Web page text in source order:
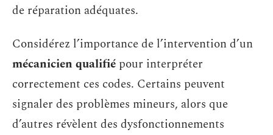
de réparation adéquates.
Considérez l’importance de l’intervention d’un
mécanicien qualifié pour interpréter
correctement ces codes. Certains peuvent
signaler des problèmes mineurs, alors que
d’autres révèlent des dysfonctionnements